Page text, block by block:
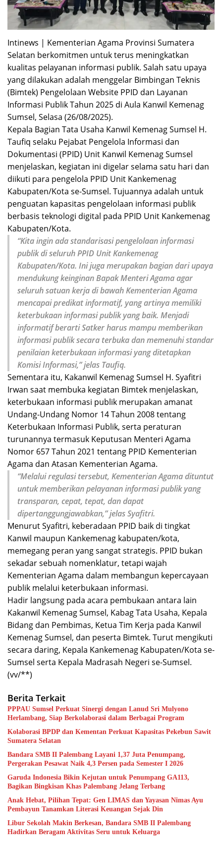
Intinews | Kementerian Agama Provinsi Sumatera
Selatan berkomitmen untuk terus meningkatkan
kualitas pelayanan informasi publik. Salah satu upaya
yang dilakukan adalah menggelar Bimbingan Teknis
(Bimtek) Pengelolaan Website PPID dan Layanan
Informasi Publik Tahun 2025 di Aula Kanwil Kemenag
Sumsel, Selasa (26/08/2025).
Kepala Bagian Tata Usaha Kanwil Kemenag Sumsel H.
Taufiq selaku Pejabat Pengelola Informasi dan
Dokumentasi (PPID) Unit Kanwil Kemenag Sumsel
menjelaskan, kegiatan ini digelar selama satu hari dan
diikuti para pengelola PPID Unit Kankemenag
Kabupaten/Kota se-Sumsel. Tujuannya adalah untuk
penguatan kapasitas pengelolaan informasi publik
berbasis teknologi digital pada PPID Unit Kankemenag
Kabupaten/Kota.
“Kita ingin ada standarisasi pengelolaan informasi
publik di seluruh PPID Unit Kankemenag
Kabupaten/Kota. Ini juga merupakan bagian dari upaya
mendukung keinginan Bapak Menteri Agama agar
seluruh satuan kerja di bawah Kementerian Agama
mencapai predikat informatif, yang artinya memiliki
keterbukaan informasi publik yang baik. Menjadi
informatif berarti Satker harus mampu memberikan
informasi publik secara terbuka dan memenuhi standar
penilaian keterbukaan informasi yang ditetapkan
Komisi Informasi,” jelas Taufiq.
Sementara itu, Kakanwil Kemenag Sumsel H. Syafitri
Irwan saat membuka kegiatan Bimtek menjelaskan,
keterbukaan informasi publik merupakan amanat
Undang-Undang Nomor 14 Tahun 2008 tentang
Keterbukaan Informasi Publik, serta peraturan
turunannya termasuk Keputusan Menteri Agama
Nomor 657 Tahun 2021 tentang PPID Kementerian
Agama dan Atasan Kementerian Agama.
“Melalui regulasi tersebut, Kementerian Agama dituntut
untuk memberikan pelayanan informasi publik yang
transparan, cepat, tepat, dan dapat
dipertanggungjawabkan,” jelas Syafitri.
Menurut Syafitri, keberadaan PPID baik di tingkat
Kanwil maupun Kankemenag kabupaten/kota,
memegang peran yang sangat strategis. PPID bukan
sekadar sebuah nomenklatur, tetapi wajah
Kementerian Agama dalam membangun kepercayaan
publik melalui keterbukaan informasi.
Hadir langsung pada acara pembukaan antara lain
Kakanwil Kemenag Sumsel, Kabag Tata Usaha, Kepala
Bidang dan Pembimas, Ketua Tim Kerja pada Kanwil
Kemenag Sumsel, dan peserta Bimtek. Turut mengikuti
secara daring, Kepala Kankemenag Kabupaten/Kota se-
Sumsel serta Kepala Madrasah Negeri se-Sumsel.
(vv/**)
Berita Terkait
PPPAU Sumsel Perkuat Sinergi dengan Lanud Sri Mulyono
Herlambang, Siap Berkolaborasi dalam Berbagai Program
Kolaborasi BPDP dan Kementan Perkuat Kapasitas Pekebun Sawit
Sumatera Selatan
Bandara SMB II Palembang Layani 1,37 Juta Penumpang,
Pergerakan Pesawat Naik 4,3 Persen pada Semester I 2026
Garuda Indonesia Bikin Kejutan untuk Penumpang GA113,
Bagikan Bingkisan Khas Palembang Jelang Terbang
Anak Hebat, Pilihan Tepat: Gen LIMAS dan Yayasan Nimas Ayu
Pembayun Tanamkan Literasi Keuangan Sejak Din
Libur Sekolah Makin Berkesan, Bandara SMB II Palembang
Hadirkan Beragam Aktivitas Seru untuk Keluarga